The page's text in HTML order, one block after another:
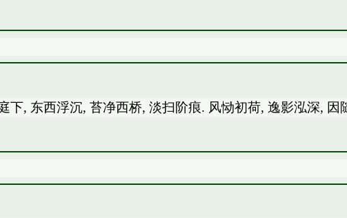
下, 东西浮沉, 苔净西桥, 淡扫阶痕. 风恸初荷, 逸影泓深,